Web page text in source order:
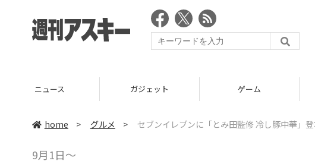
ニュース ガジェット ゲーム
home > グルメ > セブンイレブンに「とみ田監修 冷し豚中華」
9月1日～